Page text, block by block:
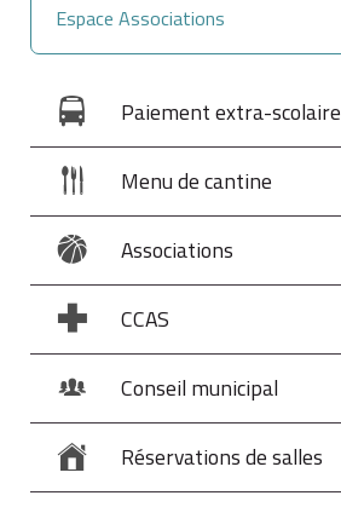
Espace Associations
Paiement extra-scolaire
Menu de cantine
Associations
CCAS
Conseil municipal
Réservations de salles